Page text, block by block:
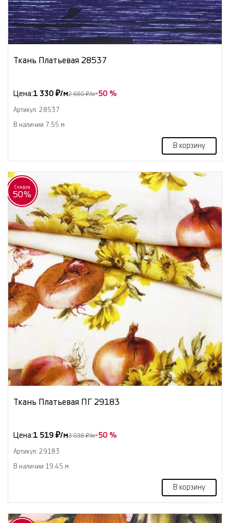
Ткань Платьевая 28537
Цена:1 330 ₽/м2 660 ₽/м-50 %
Артикул: 28537
В наличии 7.55 м
В корзину
Скидка
50%
Ткань Платьевая ПГ 29183
Цена:1 519 ₽/м3 038 ₽/м-50 %
Артикул: 29183
В наличии 19.45 м
В корзину